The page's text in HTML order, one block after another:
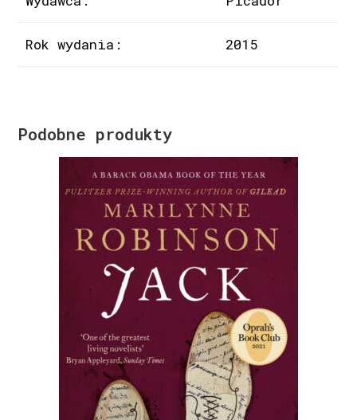
Rok wydania: 2015
Podobne produkty